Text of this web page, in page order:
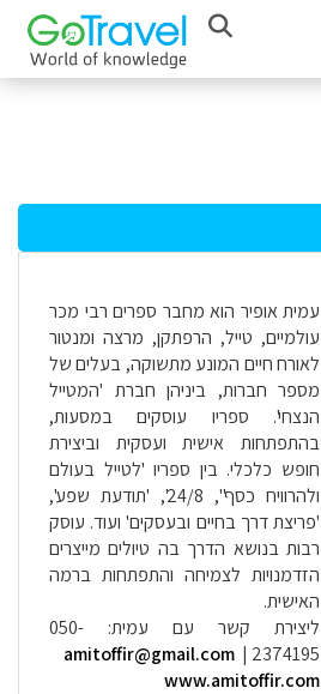
עמית אופיר הוא מחבר ספרים רבי מכר
עולמיים, טייל, הרפתקן, מרצה ומנטור
לאורח חיים המונע מתשוקה, בעלים של
מספר חברות, ביניהן חברת 'המטייל
הנצחי'. ספריו עוסקים במסעות,
בהתפתחות אישית ועסקית וביצירת
חופש כלכלי. בין ספריו 'לטייל בעולם
ולהרוויח כסף", 24/8', 'תודעת שפע',
'פריצת דרך בחיים ובעסקים' ועוד. עוסק
רבות בנושא הדרך בה טיולים מייצרים
הזדמנויות לצמיחה והתפתחות ברמה
האישית.
ליצירת קשר עם עמית: 050-
2374195
|
amitoffir@gmail.com
www.amitoffir.com